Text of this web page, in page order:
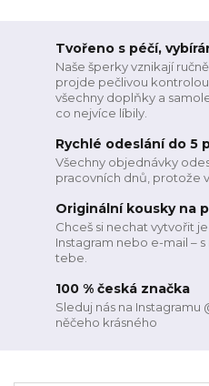
Tvořeno s péčí,
Naše šperky vznikají
projde pečlivou kontrolou
všechny doplňky a
co nejvíce líbily.
Rychlé odeslání do 5
Všechny objednávky
pracovních dnů, protože
Originální kousky na
Chceš si nechat vytvořit
Instagram nebo e-mail –
tebe.
100 % česká značka
Sleduj nás na Instagramu
něčeho krásného